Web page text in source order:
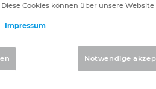
Diese Cookies können über unsere
Impressum
Notwendige